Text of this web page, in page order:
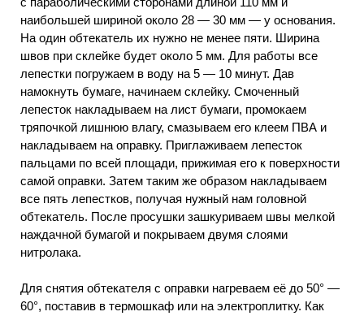
наибольшей шириной около 28 — 30 мм — у основания.
На один обтекатель их нужно не менее пяти. Ширина
швов при склейке будет около 5 мм. Для работы все
лепестки погружаем в воду на 5 — 10 минут. Дав
намокнуть бумаге, начинаем склейку. Смоченный
лепесток накладываем на лист бумаги, промокаем
тряпочкой лишнюю влагу, смазываем его клеем ПВА и
накладываем на оправку. Приглаживаем лепесток
пальцами по всей площади, прижимая его к поверхности
самой оправки. Затем таким же образом накладываем
все пять лепестков, получая нужный нам головной
обтекатель. После просушки зашкуриваем швы мелкой
наждачной бумагой и покрываем двумя слоями
нитролака.
Для снятия обтекателя с оправки нагреваем её до 50° —
60°, поставив в термошкаф или на электроплитку. Как